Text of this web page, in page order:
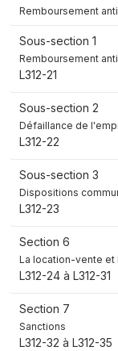
Remboursement
Sous-section 1
Remboursement
L312-21
Sous-section 2
Défaillance de
L312-22
Sous-section 3
Dispositions
L312-23
Section 6
La location-vente et
L312-24 à L312-31
Section 7
Sanctions
L312-32 à L312-35